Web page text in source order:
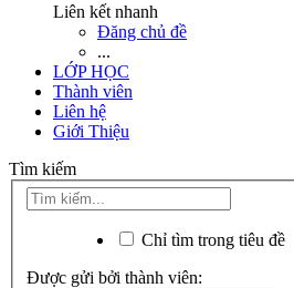
Liên kết nhanh
Đăng chủ đề
...
LỚP HỌC
Thành viên
Liên hệ
Giới Thiệu
Tìm kiếm
Chỉ tìm trong tiêu đề
Được gửi bởi thành viên: